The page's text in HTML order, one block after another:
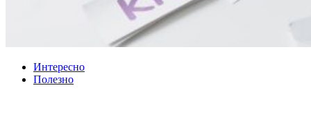
Интересно
Полезно